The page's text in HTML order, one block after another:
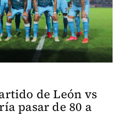
de León vs
pasar de 80 a